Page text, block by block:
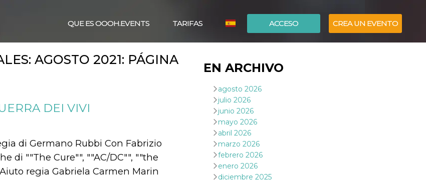
ACCESO CREA UN EVENTO
ENGLISH
QUE ES OOOH.EVENTS TARIFAS
AGOSTO 2021: PÁGINA
DEI VIVI
di Germano Rubbi Con Fabrizio
di ""The Cure"", ""AC/DC"", ""the
regia Gabriela Carmen Marin
EN ARCHIVO
agosto 2026
julio 2026
junio 2026
mayo 2026
abril 2026
marzo 2026
febrero 2026
enero 2026
diciembre 2025